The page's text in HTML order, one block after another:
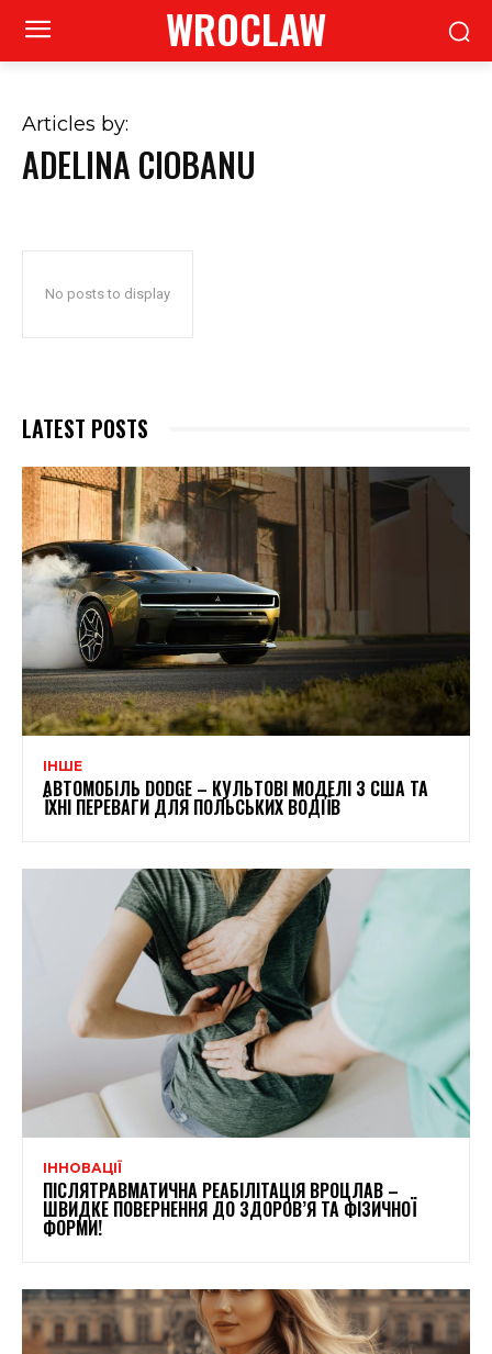
WROCLAW
Articles by:
ADELINA CIOBANU
No posts to display
LATEST POSTS
ІНШЕ
АВТОМОБІЛЬ DODGE – КУЛЬТОВІ МОДЕЛІ З США ТА
ЇХНІ ПЕРЕВАГИ ДЛЯ ПОЛЬСЬКИХ ВОДІЇВ
ІННОВАЦІЇ
ПІСЛЯТРАВМАТИЧНА РЕАБІЛІТАЦІЯ ВРОЦЛАВ –
ШВИДКЕ ПОВЕРНЕННЯ ДО ЗДОРОВ’Я ТА ФІЗИЧНОЇ
ФОРМИ!